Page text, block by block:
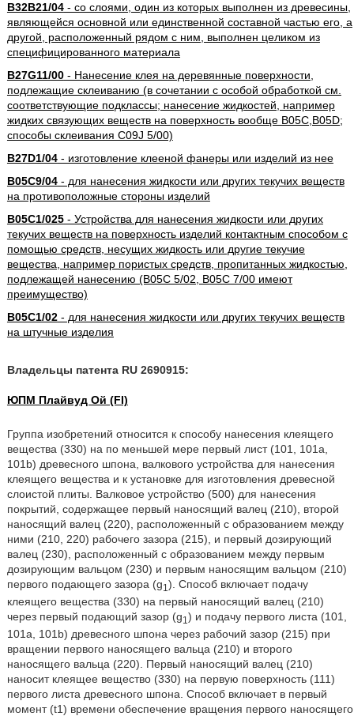
B32B21/04- со слоями, один из которых выполнен из древесины,
являющейся основной или единственной составной частью его, а
другой, расположенный рядом с ним, выполнен целиком из
специфицированного материала
B27G11/00- Нанесение клея на деревянные поверхности,
подлежащие склеиванию (в сочетании с особой обработкой см.
соответствующие подклассы; нанесение жидкостей, например
жидких связующих веществ на поверхность вообще B05C,B05D;
способы склеивания C09J 5/00)
B27D1/04- изготовление клееной фанеры или изделий из нее
B05C9/04- для нанесения жидкости или других текучих веществ
на противоположные стороны изделий
B05C1/025- Устройства для нанесения жидкости или других
текучих веществ на поверхность изделий контактным способом с
помощью средств, несущих жидкость или другие текучие
вещества, например пористых средств, пропитанных жидкостью,
подлежащей нанесению (B05C 5/02, B05C 7/00 имеют
преимущество)
B05C1/02- для нанесения жидкости или других текучих веществ
на штучные изделия
Владельцы патента RU 2690915:
ЮПМ Плайвуд Ой (FI)
Группа изобретений относится к способу нанесения клеящего
вещества (330) на по меньшей мере первый лист (101, 101а,
101b) древесного шпона, валкового устройства для нанесения
клеящего вещества и к установке для изготовления древесной
слоистой плиты. Валковое устройство (500) для нанесения
покрытий, содержащее первый наносящий валец (210), второй
наносящий валец (220), расположенный с образованием между
ними (210, 220) рабочего зазора (215), и первый дозирующий
валец (230), расположенный с образованием между первым
дозирующим вальцом (230) и первым наносящим вальцом (210)
первого подающего зазора (g1 ). Способ включает подачу
клеящего вещества (330) на первый наносящий валец (210)
через первый подающий зазор (g1 ) и подачу первого листа (101,
101а, 101b) древесного шпона через рабочий зазор (215) при
вращении первого наносящего вальца (210) и второго
наносящего вальца (220). Первый наносящий валец (210)
наносит клеящее вещество (330) на первую поверхность (111)
первого листа древесного шпона. Способ включает в первый
момент (t1) времени обеспечение вращения первого наносящего